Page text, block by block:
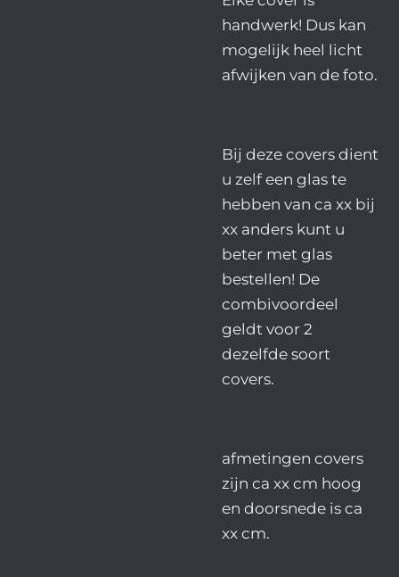
handwerk! Dus kan
mogelijk heel licht
afwijken van de foto.
Bij deze covers dient
u zelf een glas te
hebben van ca xx bij
xx anders kunt u
beter met glas
bestellen! De
combivoordeel
geldt voor 2
dezelfde soort
covers.
afmetingen covers
zijn ca xx cm hoog
en doorsnede is ca
xx cm.